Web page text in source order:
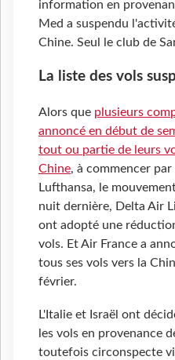
information en
Med a suspendu
Chine. Seul le club de
La liste des vols
Alors que plusieurs
annoncé en début de
tout ou partie de leurs
Chine, à commencer
Lufthansa, le
nuit dernière, Delta Air
ont adopté une
vols. Et Air France a
tous ses vols vers la
février.
L'Italie et Israël ont
les vols en provenance
toutefois circonspecte